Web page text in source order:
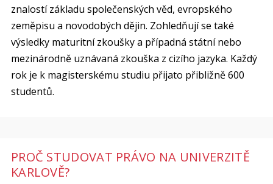
znalostí základu společenských věd, evropského
zeměpisu a novodobých dějin. Zohledňují se také
výsledky maturitní zkoušky a případná státní nebo
mezinárodně uznávaná zkouška z cizího jazyka. Každý
rok je k magisterskému studiu přijato přibližně 600
studentů.
PROČ STUDOVAT PRÁVO NA UNIVERZITĚ
KARLOVĚ?